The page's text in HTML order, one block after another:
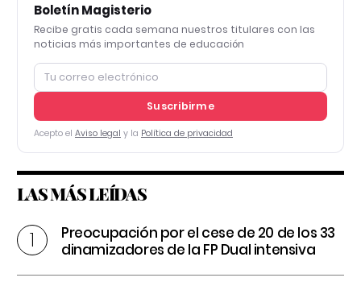
Boletín Magisterio
Recibe gratis cada semana nuestros titulares con las
noticias más importantes de educación
Suscribirme
Acepto el Aviso legal y la Política de privacidad
LAS MÁS LEÍDAS
Preocupación por el cese de 20 de los 33
dinamizadores de la FP Dual intensiva